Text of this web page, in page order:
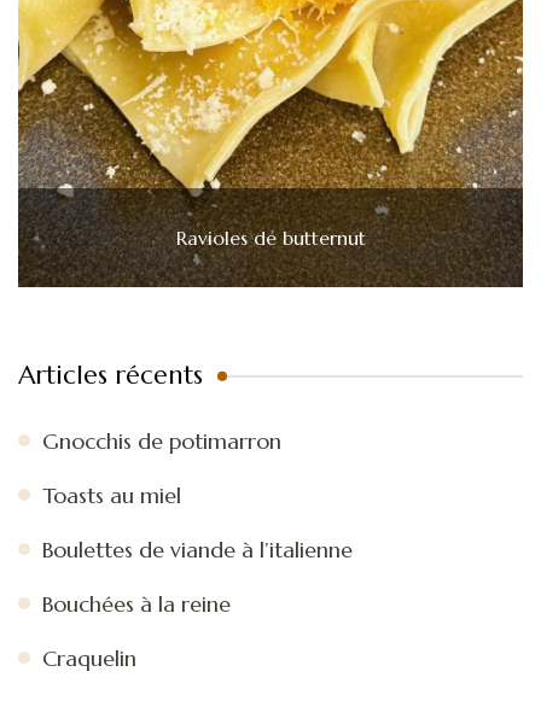
Ravioles de butternut
Articles récents
Gnocchis de potimarron
Toasts au miel
Boulettes de viande à l’italienne
Bouchées à la reine
Craquelin